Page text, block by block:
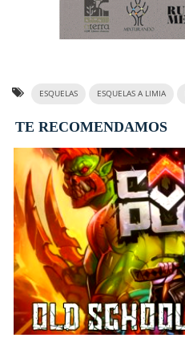
ESQUELAS ESQUELAS A LIMIA
TE RECOMENDAMOS